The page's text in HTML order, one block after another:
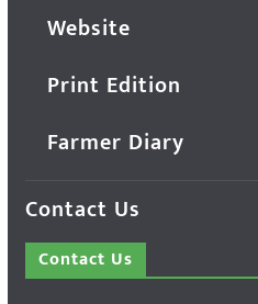
Website
Print Edition
Farmer Diary
Contact Us
Contact Us